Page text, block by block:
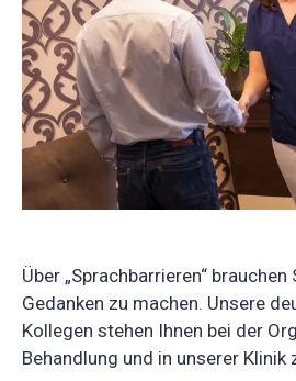
Über „Sprachbarrieren“ brauchen
Gedanken zu machen. Unsere
Kollegen stehen Ihnen bei der
Behandlung und in unserer Klinik